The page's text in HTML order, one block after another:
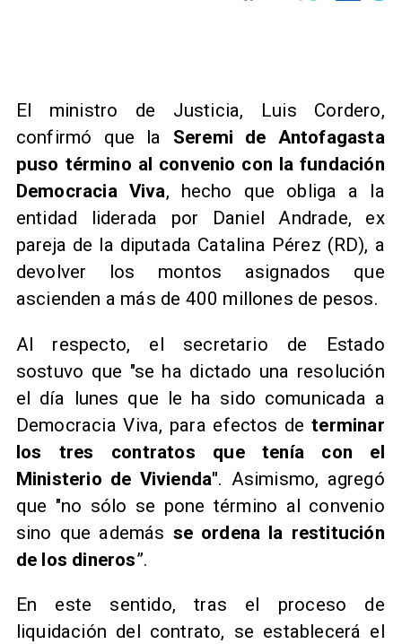
El ministro de Justicia, Luis Cordero,
confirmó que la Seremi de Antofagasta
puso término al convenio con la fundación
Democracia Viva, hecho que obliga a la
entidad liderada por Daniel Andrade, ex
pareja de la diputada Catalina Pérez (RD), a
devolver los montos asignados que
ascienden a más de 400 millones de pesos.
Al respecto, el secretario de Estado
sostuvo que "se ha dictado una resolución
el día lunes que le ha sido comunicada a
Democracia Viva, para efectos de terminar
los tres contratos que tenía con el
Ministerio de Vivienda". Asimismo, agregó
que "no sólo se pone término al convenio
sino que además se ordena la restitución
de los dineros”.
En este sentido, tras el proceso de
liquidación del contrato, se establecerá el